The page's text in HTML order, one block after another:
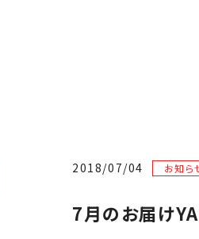
2018/07/04 お知ら
7月のお届け